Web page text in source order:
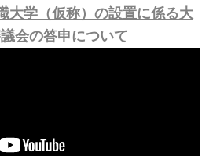
大学（仮称）の設置に係る大
会の答申について